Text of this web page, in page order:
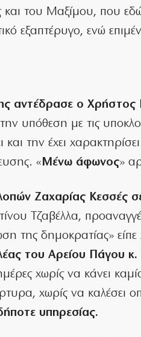
του Μαξίμου, που εδώ
εξαπτέρυγο, ενώ
αντέδρασε ο
την υπόθεση με τις
την έχει
«Μένω άφωνος»
Ζαχαρίας Κεσσές
Τζαβέλλα,
της δημοκρατίας» είπε
του Αρείου Πάγου κ.
χωρίς να κάνει
χωρίς να καλέσει
υπηρεσίας.